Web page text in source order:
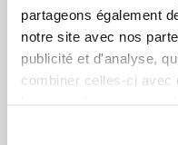
partageons également
notre site avec nos
publicité et d'analyse,
combiner celles-ci avec